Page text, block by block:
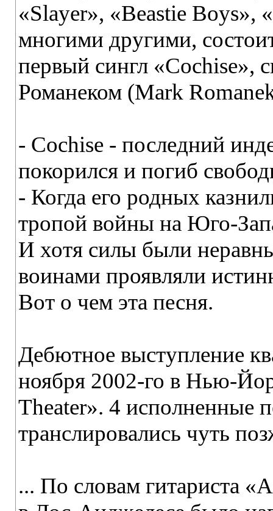
«Slayer», «Beastie Boys»,
многими другими,
первый сингл «Cochise»,
Романеком (Mark
- Cochise - последний
покорился и погиб
- Когда его родных
тропой войны на Юго-
И хотя силы были
воинами проявляли
Вот о чем эта песня.
Дебютное выступление
ноября 2002-го в Нью-
Theater». 4 исполненные
транслировались чуть
... По словам гитариста